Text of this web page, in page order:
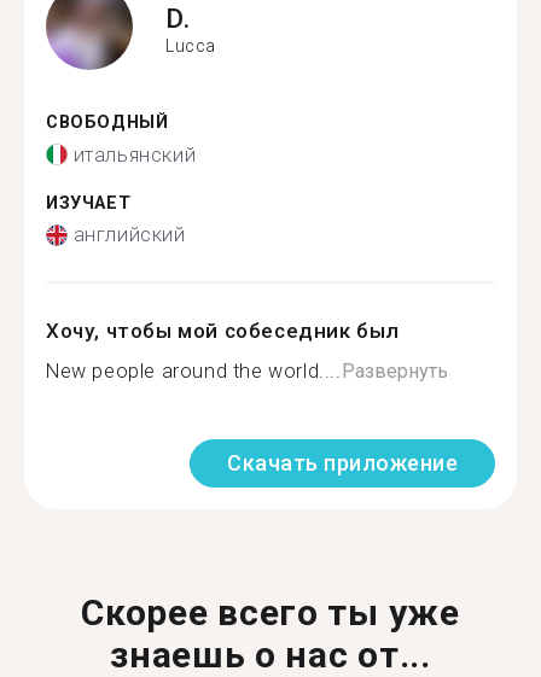
D.
Lucca
СВОБОДНЫЙ
итальянский
ИЗУЧАЕТ
английский
Хочу, чтобы мой собеседник был
New people around the world....Развернуть
Скачать приложение
Скорее всего ты уже
знаешь о нас от...